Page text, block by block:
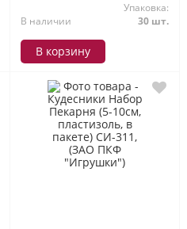
В наличии
Упаковка:
30 шт.
В корзину